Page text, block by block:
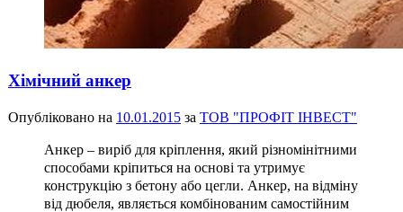
Хімічний анкер
Опубліковано на 10.01.2015 за ТОВ "ПРОФІТ ІНВЕСТ"
Анкер – виріб для кріплення, який різномінітними
способами кріпиться на основі та утримує
конструкцію з бетону або цегли. Анкер, на відміну
від дюбеля, являється комбінованим самостійним